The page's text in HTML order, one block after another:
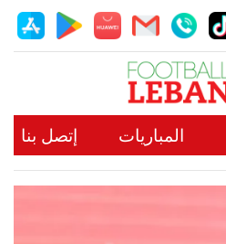
المباريات إتصل بنا